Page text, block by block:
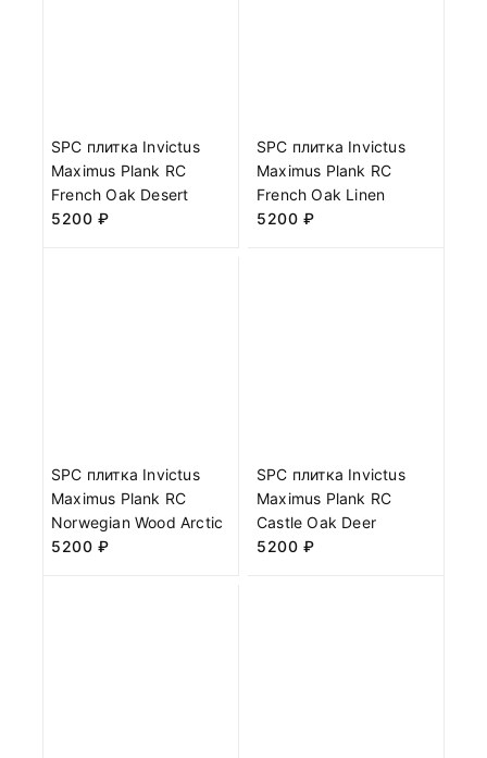
SPC плитка Invictus
Maximus Plank RC
French Oak Desert
5200 ₽
SPC плитка Invictus
Maximus Plank RC
French Oak Linen
5200 ₽
SPC плитка Invictus
Maximus Plank RC
Norwegian Wood Arctic
5200 ₽
SPC плитка Invictus
Maximus Plank RC
Castle Oak Deer
5200 ₽